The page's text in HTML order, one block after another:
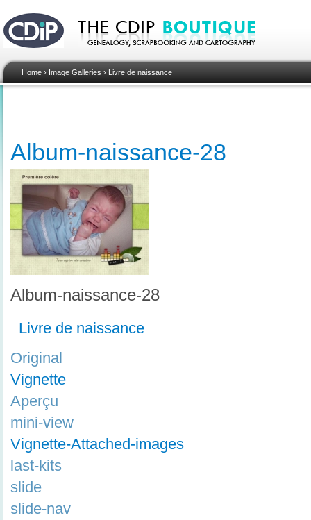
Home › Image Galleries › Livre de naissance
Album-naissance-28
Album-naissance-28
Livre de naissance
Original
Vignette
Aperçu
mini-view
Vignette-Attached-images
last-kits
slide
slide-nav